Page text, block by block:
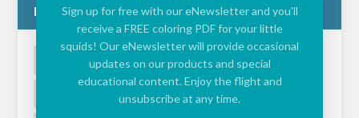
ETIQUETAS
ACTIVIDADES PARA NIÑOS APLICACIÓN
ECOLOGÍA MEDIO AMBIENTE
Sign up for free with our eNewsletter and you'll
receive a FREE coloring PDF for your little
squids! Our eNewsletter will provide occasional
updates on our products and special
educational content. Enjoy the flight and
unsubscribe at any time.